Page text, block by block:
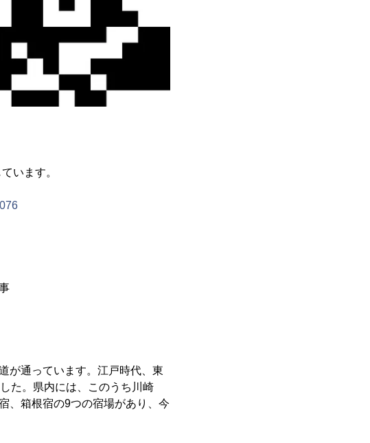
います。
が通っています。江戸時代、東
た。県内には、このうち川崎
、箱根宿の9つの宿場があり、今